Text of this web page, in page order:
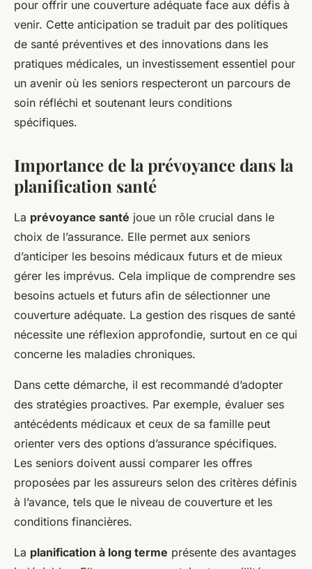
pour offrir une couverture adéquate face aux défis à
venir. Cette anticipation se traduit par des politiques
de santé préventives et des innovations dans les
pratiques médicales, un investissement essentiel pour
un avenir où les seniors respecteront un parcours de
soin réfléchi et soutenant leurs conditions
spécifiques.
Importance de la prévoyance dans la
planification santé
La prévoyance santé joue un rôle crucial dans le
choix de l’assurance. Elle permet aux seniors
d’anticiper les besoins médicaux futurs et de mieux
gérer les imprévus. Cela implique de comprendre ses
besoins actuels et futurs afin de sélectionner une
couverture adéquate. La gestion des risques de santé
nécessite une réflexion approfondie, surtout en ce qui
concerne les maladies chroniques.
Dans cette démarche, il est recommandé d’adopter
des stratégies proactives. Par exemple, évaluer ses
antécédents médicaux et ceux de sa famille peut
orienter vers des options d’assurance spécifiques.
Les seniors doivent aussi comparer les offres
proposées par les assureurs selon des critères définis
à l’avance, tels que le niveau de couverture et les
conditions financières.
La planification à long terme présente des avantages